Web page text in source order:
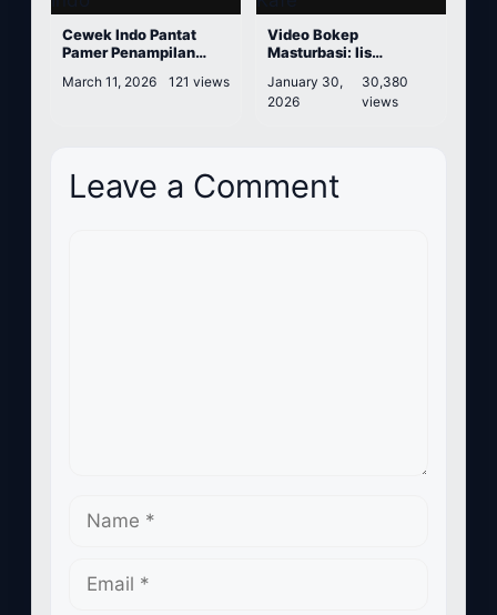
Cewek Indo Pantat
Pamer Penampilan
Bokep Viral Di Indo
March 11, 2026 121 views
Video Bokep
Masturbasi: Iis
Diri di Kafe
January 30,
2026
30,380
views
Leave a Comment